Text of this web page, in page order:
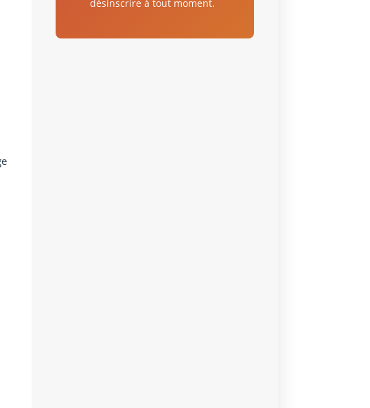
désinscrire à tout moment.